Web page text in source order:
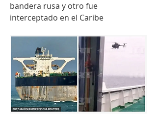
bandera rusa y otro fue
interceptado en el Caribe